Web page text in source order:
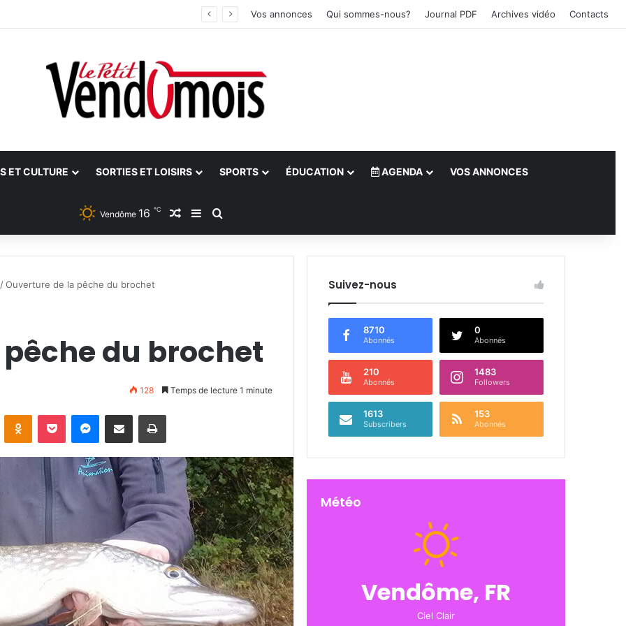
Vos annonces Qui sommes-nous? Journal PDF Archives vidéo Contacts
ET CULTURE SORTIES ET LOISIRS SPORTS ÉDUCATION AGENDA VOS ANNONCES
Vendôme 16 ℃ Article Aléatoire
Sidebar (barre latérale)
Rechercher
/Ouverture de la pêche du brochet
du brochet
128 Temps de lecture 1 minute
Suivez-nous
8710
Abonnés
0
Abonnés
210
Abonnés
1483
Followers
1613
Subscribers
153
Abonnés
Météo
Vendôme, FR
Ciel Clair